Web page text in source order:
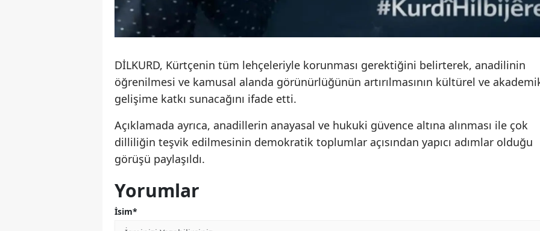
DİLKURD, Kürtçenin tüm lehçeleriyle korunması gerektiğini belirterek, anadilinin
öğrenilmesi ve kamusal alanda görünürlüğünün artırılmasının kültürel ve
gelişime katkı sunacağını ifade etti.
Açıklamada ayrıca, anadillerin anayasal ve hukuki güvence altına alınması ile çok
dilliliğin teşvik edilmesinin demokratik toplumlar açısından yapıcı adımlar olduğu
görüşü paylaşıldı.
Yorumlar
İsim*